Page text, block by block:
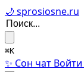
🌙 sprosiosne.ru
⌘K
✨ Сон чат Войти